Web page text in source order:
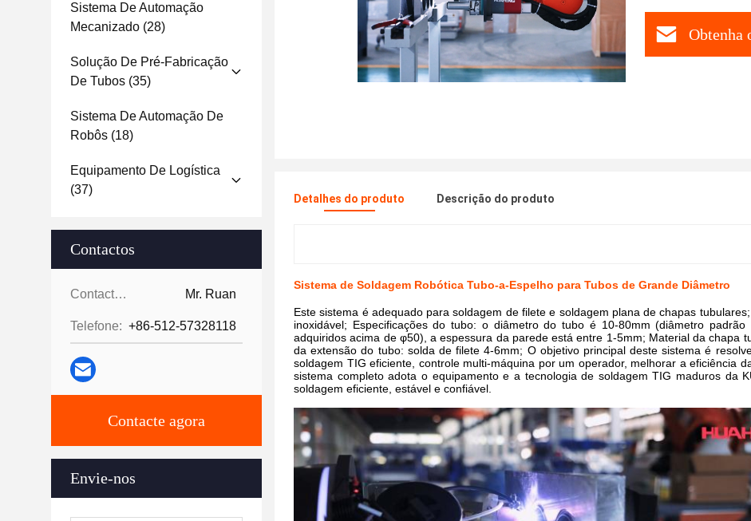
Sistema De Automação
Mecanizado (28)
Solução De Pré-Fabricação
De Tubos (35)
Sistema De Automação De
Robôs (18)
Equipamento De Logística
(37)
Contactos
Contactos: Mr. Ruan
Telefone: +86-512-57328118
Contacte agora
Envie-nos
Obtenha
Detalhes do produto Descrição do produto
Sistema de Soldagem Robótica Tubo-a-Espelho para Tubos de Grande Diâmetro
Este sistema é adequado para soldagem de filete e soldagem plana de chapas
inoxidável; Especificações do tubo: o diâmetro do tubo é 10-80mm (diâmetro
adquiridos acima de φ50), a espessura da parede está entre 1-5mm; Material da chapa
da extensão do tubo: solda de filete 4-6mm; O objetivo principal deste sistema é
soldagem TIG eficiente, controle multi-máquina por um operador, melhorar a eficiência
sistema completo adota o equipamento e a tecnologia de soldagem TIG maduros da
soldagem eficiente, estável e confiável.